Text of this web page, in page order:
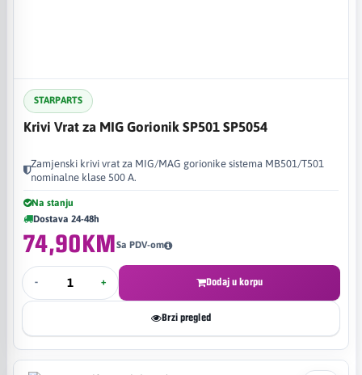
STARPARTS
Krivi Vrat za MIG Gorionik SP501 SP5054
Zamjenski krivi vrat za MIG/MAG gorionike sistema MB501/T501
nominalne klase 500 A.
Na stanju
Dostava 24-48h
74,90KMSa PDV-om
- + Dodaj u korpu
Brzi pregled